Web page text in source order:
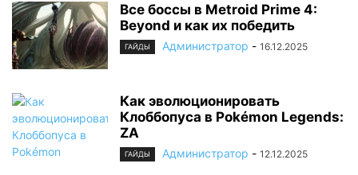
Все боссы в Metroid Prime 4:
Beyond и как их победить
ГАЙДЫ Администратор - 16.12.2025
Как эволюционировать
Клоббопуса в Pokémon Legends:
ZA
ГАЙДЫ Администратор - 12.12.2025